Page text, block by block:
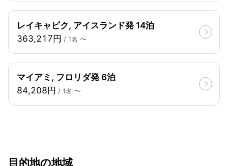
レイキャビク, アイスランド発 14泊
363,217円 / 1名 〜
マイアミ, フロリダ発 6泊
84,208円 / 1名 〜
目的地の地域